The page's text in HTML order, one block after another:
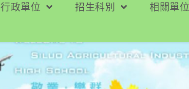
行政單位 招生科別 相關單位